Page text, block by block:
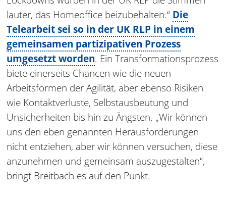
lauter, das Homeoffice beizubehalten.“ Die
Telearbeit sei so in der UK RLP in einem
gemeinsamen partizipativen Prozess
umgesetzt worden. Ein Transformationsprozess
biete einerseits Chancen wie die neuen
Arbeitsformen der Agilität, aber ebenso Risiken
wie Kontaktverluste, Selbstausbeutung und
Unsicherheiten bis hin zu Ängsten. „Wir können
uns den eben genannten Herausforderungen
nicht entziehen, aber wir können versuchen, diese
anzunehmen und gemeinsam auszugestalten“,
bringt Breitbach es auf den Punkt.